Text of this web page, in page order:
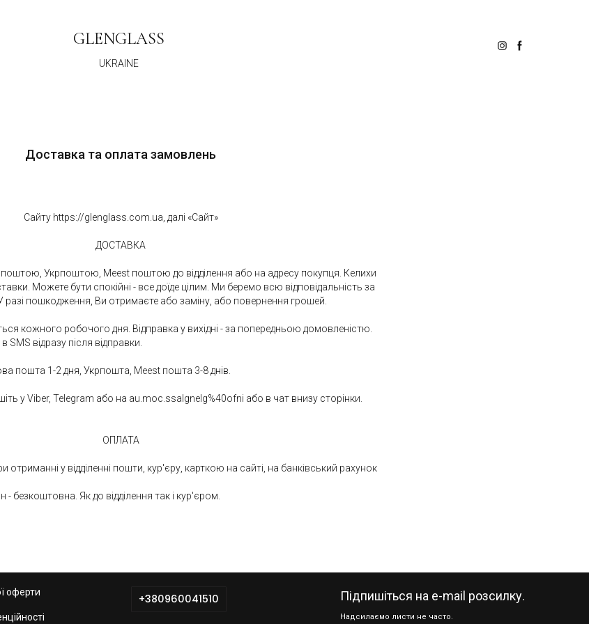
GLENGLASS
UKRAINE
Доставка та оплата замовлень
Сайту https://glenglass.com.ua, далі «Сайт»
ДОСТАВКА
Укрпоштою, Meest поштою до відділення або на адресу покупця. Келихи
Можете бути спокійні - все доїде цілим. Ми беремо всю відповідальність за
У разі пошкодження, Ви отримаєте або заміну, або повернення грошей.
кожного робочого дня. Відправка у вихідні - за попередньою домовленістю.
відразу після відправки.
пошта 1-2 дня, Укрпошта, Meest пошта 3-8 днів.
у Viber, Telegram або на au.moc.ssalgnelg%40ofni або в чат внизу сторінки.
ОПЛАТА
у відділенні пошти, кур'єру, карткою на сайті, на банківський рахунок
безкоштовна. Як до відділення так і кур'єром.
оферти +380960041510 Підпишіться на e-mail розсилку.
Надсилаємо листи не часто.